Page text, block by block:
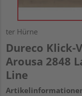
ter Hürne
Dureco Klick-
Arousa 2848
Line